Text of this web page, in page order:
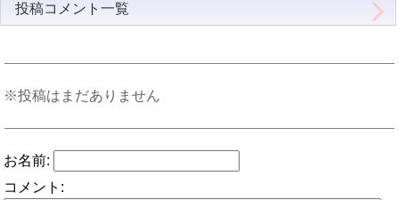
投稿コメント一覧
※投稿はまだありません
お名前:
コメント: